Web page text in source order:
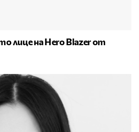
лице на Hero Blazer от